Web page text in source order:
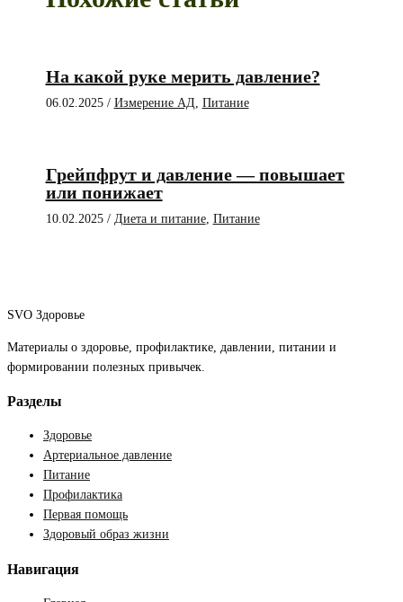
На какой руке мерить давление?
06.02.2025 / Измерение АД, Питание
Грейпфрут и давление — повышает
или понижает
10.02.2025 / Диета и питание, Питание
SVO Здоровье
Материалы о здоровье, профилактике, давлении, питании и
формировании полезных привычек.
Разделы
Здоровье
Артериальное давление
Питание
Профилактика
Первая помощь
Здоровый образ жизни
Навигация